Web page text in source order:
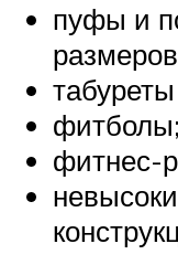
пуфы и
фитболы;
фитнес-